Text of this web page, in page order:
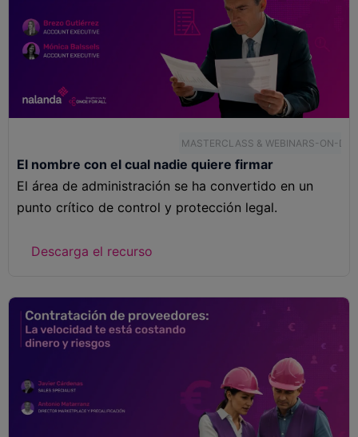
MASTERCLASS & WEBINARS-ON-
El nombre con el cual nadie quiere firmar
El área de administración se ha convertido en un
punto crítico de control y protección legal.
Descarga el recurso